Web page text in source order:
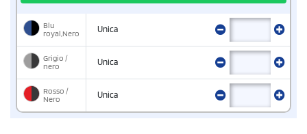
Blu
royal,Nero
Unica
Grigio /
nero
Unica
Rosso /
Nero
Unica